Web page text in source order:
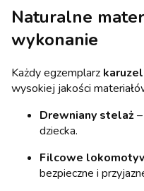
Naturalne
wykonanie
Każdy egzemplarz
wysokiej jakości
Drewniany stelaż
dziecka.
Filcowe
bezpieczne i